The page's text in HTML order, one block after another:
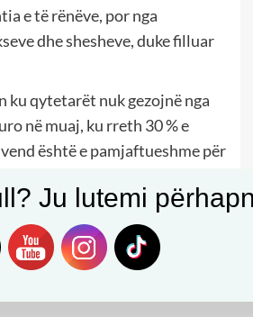
e të rënëve, por nga
dhe shesheve, duke filluar
ku qytetarët nuk gezojnë nga
në muaj, ku rreth 30 % e
është e pamjaftueshme për
i lirisë për të gjithë të
sot në Kosovën tonë të
kushtueshme!
Ju lutemi